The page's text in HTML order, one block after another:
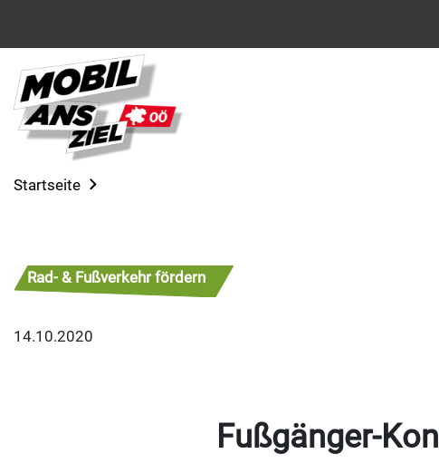
Startseite
Rad- & Fußverkehr fördern
14.10.2020
Fußgänger-